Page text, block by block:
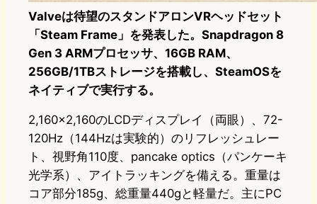
Valveは待望のスタンドアロンVRヘッドセット
「Steam Frame」を発表した。Snapdragon 8
Gen 3 ARMプロセッサ、16GB RAM、
256GB/1TBストレージを搭載し、SteamOSを
ネイティブで実行する。
2,160×2,160のLCDディスプレイ（両眼）、72-
120Hz（144Hzは実験的）のリフレッシュレー
ト、視野角110度、pancake optics（パンケーキ
光学系）、アイトラッキングを備える。重量は
コア部分185g、総重量440gと軽量だ。主にPC